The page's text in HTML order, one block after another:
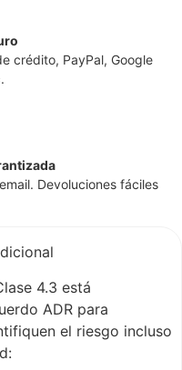
crédito, PayPal, Google
Devoluciones fáciles
4.3 está
ADR para
el riesgo incluso